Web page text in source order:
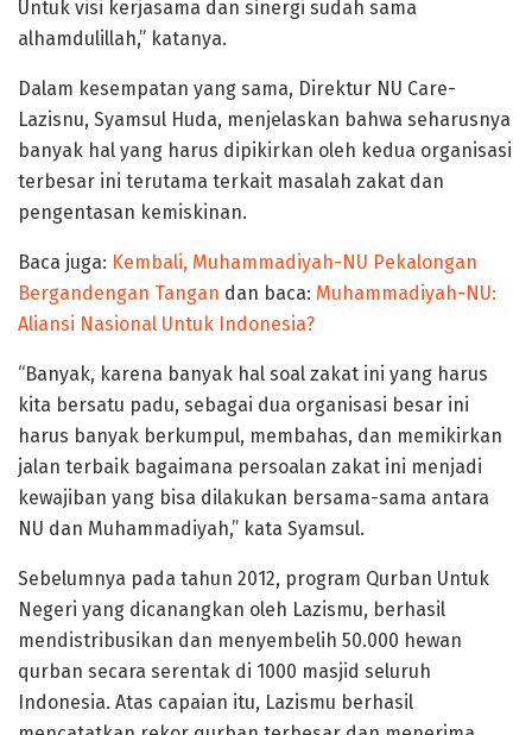
Untuk visi kerjasama dan sinergi sudah sama
alhamdulillah,” katanya.
Dalam kesempatan yang sama, Direktur NU Care-
Lazisnu, Syamsul Huda, menjelaskan bahwa seharusnya
banyak hal yang harus dipikirkan oleh kedua organisasi
terbesar ini terutama terkait masalah zakat dan
pengentasan kemiskinan.
Baca juga: Kembali, Muhammadiyah-NU Pekalongan
Bergandengan Tangan dan baca: Muhammadiyah-NU:
Aliansi Nasional Untuk Indonesia?
“Banyak, karena banyak hal soal zakat ini yang harus
kita bersatu padu, sebagai dua organisasi besar ini
harus banyak berkumpul, membahas, dan memikirkan
jalan terbaik bagaimana persoalan zakat ini menjadi
kewajiban yang bisa dilakukan bersama-sama antara
NU dan Muhammadiyah,” kata Syamsul.
Sebelumnya pada tahun 2012, program Qurban Untuk
Negeri yang dicanangkan oleh Lazismu, berhasil
mendistribusikan dan menyembelih 50.000 hewan
qurban secara serentak di 1000 masjid seluruh
Indonesia. Atas capaian itu, Lazismu berhasil